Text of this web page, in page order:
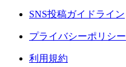
SNS投稿ガイドライン
プライバシーポリシー
利用規約